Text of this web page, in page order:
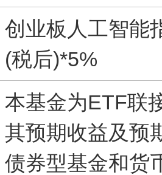
创业板人工智能
(税后)*5%
本基金为ETF联
其预期收益及预
债券型基金和货